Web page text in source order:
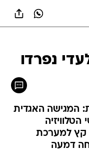
נפרדו
המגישה האגדית
קץ למערכת
דמעה